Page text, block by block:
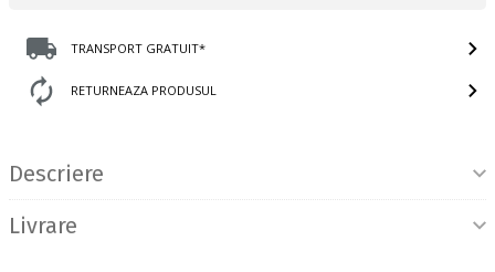
TRANSPORT GRATUIT*
RETURNEAZA PRODUSUL
Descriere
Livrare